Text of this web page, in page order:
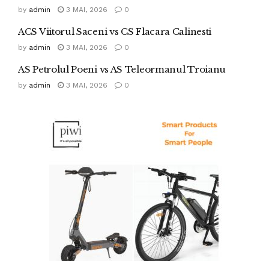
by admin 3 MAI, 2026 0
ACS Viitorul Saceni vs CS Flacara Calinesti
by admin 3 MAI, 2026 0
AS Petrolul Poeni vs AS Teleormanul Troianu
by admin 3 MAI, 2026 0